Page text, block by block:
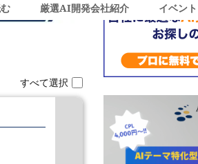
厳選AI開発会社紹介 イベント
すべて選択